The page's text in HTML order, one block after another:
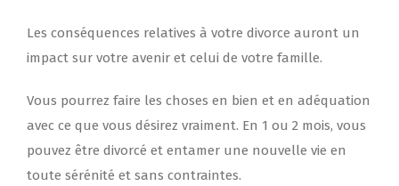
Les conséquences relatives à votre divorce auront un
impact sur votre avenir et celui de votre famille.
Vous pourrez faire les choses en bien et en adéquation
avec ce que vous désirez vraiment. En 1 ou 2 mois, vous
pouvez être divorcé et entamer une nouvelle vie en
toute sérénité et sans contraintes.